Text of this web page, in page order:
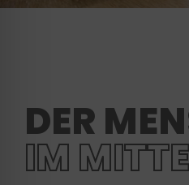
DER
IM